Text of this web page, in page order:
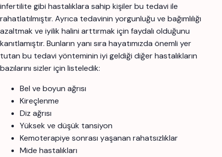
infertilite gibi hastalıklara sahip kişiler bu tedavi ile
rahatlatılmıştır. Ayrıca tedavinin yorgunluğu ve bağımlılığı
azaltmak ve iyilik halini arttırmak için faydalı olduğunu
kanıtlamıştır. Bunların yanı sıra hayatımızda önemli yer
tutan bu tedavi yönteminin iyi geldiği diğer hastalıkların
bazılarını sizler için listeledik:
Bel ve boyun ağrısı
Kireçlenme
Diz ağrısı
Yüksek ve düşük tansiyon
Kemoterapiye sonrası yaşanan rahatsızlıklar
Mide hastalıkları